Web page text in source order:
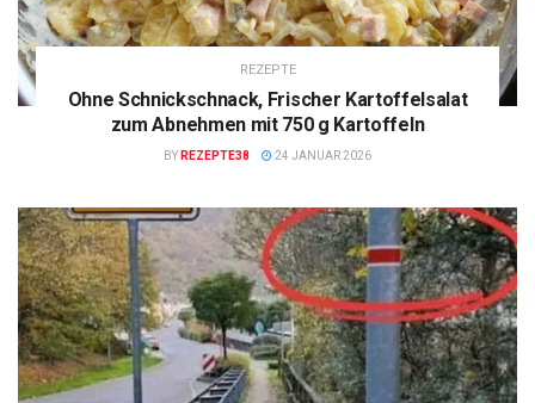
REZEPTE
Ohne Schnickschnack, Frischer Kartoffelsalat
zum Abnehmen mit 750 g Kartoffeln
BY REZEPTE38 24 JANUAR 2026